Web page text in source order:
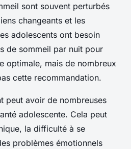
sont souvent perturbés
changeants et les
adolescents ont besoin
de sommeil par nuit pour
optimale, mais de nombreux
cette recommandation.
peut avoir de nombreuses
adolescente. Cela peut
la difficulté à se
problèmes émotionnels